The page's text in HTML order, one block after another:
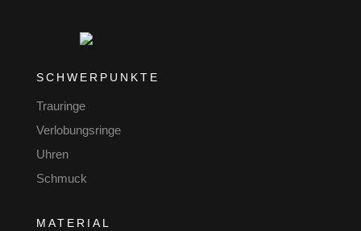
SCHWERPUNKTE
Trauringe
Verlobungsringe
Uhren
Schmuck
MATERIAL